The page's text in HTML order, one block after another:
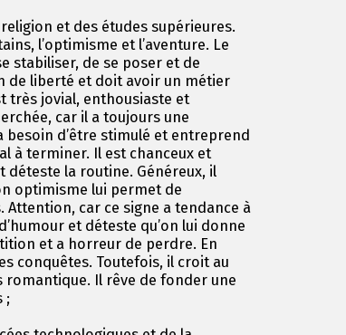
et des études supérieures.
l’optimisme et l’aventure. Le
stabiliser, de se poser et de
de liberté et doit avoir un métier
très jovial, enthousiaste et
car il a toujours une
besoin d’être stimulé et entreprend
à terminer. Il est chanceux et
déteste la routine. Généreux, il
optimisme lui permet de
car ce signe a tendance à
et déteste qu’on lui donne
et a horreur de perdre. En
conquêtes. Toutefois, il croit au
Il rêve de fonder une
;